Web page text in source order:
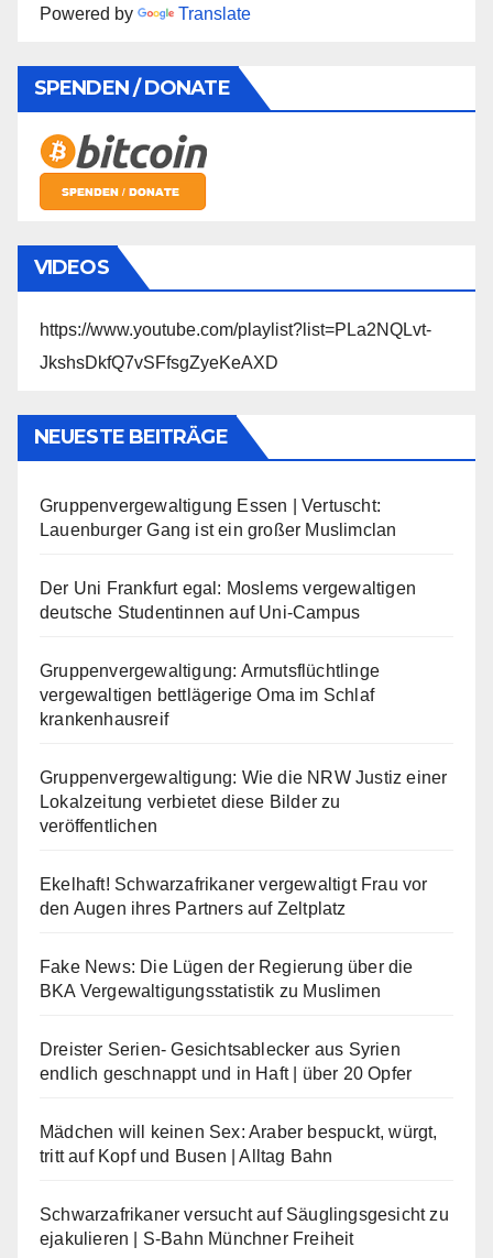
Powered by Translate
SPENDEN / DONATE
VIDEOS
https://www.youtube.com/playlist?list=PLa2NQLvt-
JkshsDkfQ7vSFfsgZyeKeAXD
NEUESTE BEITRÄGE
Gruppenvergewaltigung Essen | Vertuscht:
Lauenburger Gang ist ein großer Muslimclan
Der Uni Frankfurt egal: Moslems vergewaltigen
deutsche Studentinnen auf Uni-Campus
Gruppenvergewaltigung: Armutsflüchtlinge
vergewaltigen bettlägerige Oma im Schlaf
krankenhausreif
Gruppenvergewaltigung: Wie die NRW Justiz einer
Lokalzeitung verbietet diese Bilder zu
veröffentlichen
Ekelhaft! Schwarzafrikaner vergewaltigt Frau vor
den Augen ihres Partners auf Zeltplatz
Fake News: Die Lügen der Regierung über die
BKA Vergewaltigungsstatistik zu Muslimen
Dreister Serien- Gesichtsablecker aus Syrien
endlich geschnappt und in Haft | über 20 Opfer
Mädchen will keinen Sex: Araber bespuckt, würgt,
tritt auf Kopf und Busen | Alltag Bahn
Schwarzafrikaner versucht auf Säuglingsgesicht zu
ejakulieren | S-Bahn Münchner Freiheit